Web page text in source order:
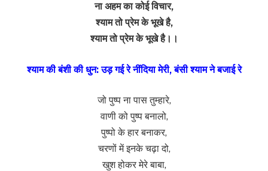
ना अहम का कोई विचार,
श्याम तो प्रेम के भूखे है,
श्याम तो प्रेम के भूखे है।।
श्याम की बंशी की धुन: उड़ गई रे नींदिया मेरी, बंसी श्याम ने बजाई रे
जो पुष्प ना पास तुम्हारे,
वाणी को पुष्प बनालो,
पुष्पो के हार बनाकर,
चरणों में इनके चढ़ा दो,
खुश होकर मेरे बाबा,